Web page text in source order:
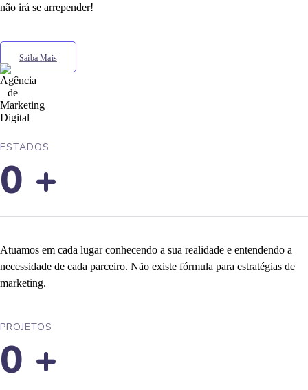
não irá se arrepender!
Saiba Mais
ESTADOS
0 +
Atuamos em cada lugar conhecendo a sua realidade e entendendo a
necessidade de cada parceiro. Não existe fórmula para estratégias de
marketing.
PROJETOS
0 +